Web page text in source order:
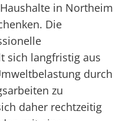
in Northeim
Die
sich langfristig aus
durch
zu
daher rechtzeitig